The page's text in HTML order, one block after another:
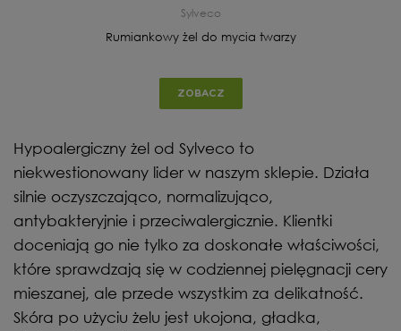
Sylveco
Rumiankowy żel do mycia twarzy
ZOBACZ
Hypoalergiczny żel od Sylveco to
niekwestionowany lider w naszym sklepie. Działa
silnie oczyszczająco, normalizująco,
antybakteryjnie i przeciwalergicznie. Klientki
doceniają go nie tylko za doskonałe właściwości,
które sprawdzają się w codziennej pielęgnacji cery
mieszanej, ale przede wszystkim za delikatność.
Skóra po użyciu żelu jest ukojona, gładka,